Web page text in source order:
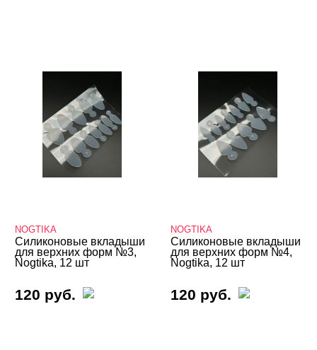
NOGTIKA
Силиконовые вкладыши
для верхних форм №3,
Nogtika, 12 шт
120 руб.
NOGTIKA
Силиконовые вкладыши
для верхних форм №4,
Nogtika, 12 шт
120 руб.